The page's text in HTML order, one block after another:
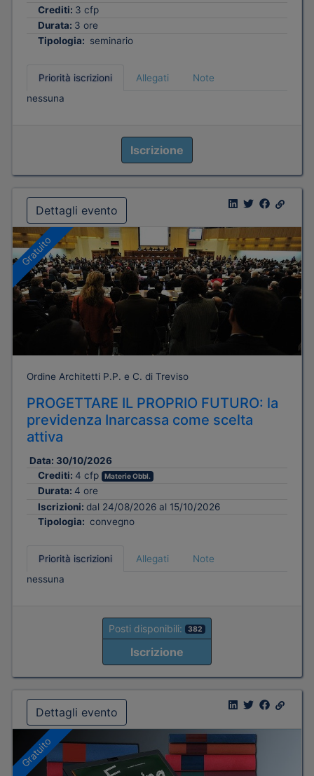
Crediti: 3 cfp
Durata: 3 ore
Tipologia: seminario
Priorità iscrizioni Allegati
Note
nessuna
Iscrizione
Dettagli evento
Gratuito
Ordine Architetti P.P. e C. di Treviso
PROGETTARE IL PROPRIO FUTURO: la
previdenza Inarcassa come scelta
attiva
Data: 30/10/2026
Crediti: 4 cfp Materie Obbl.
Durata: 4 ore
Iscrizioni: dal 24/08/2026 al 15/10/2026
Tipologia: convegno
Priorità iscrizioni Allegati
Note
nessuna
Posti disponibili: 382
Iscrizione
Dettagli evento
Gratuito